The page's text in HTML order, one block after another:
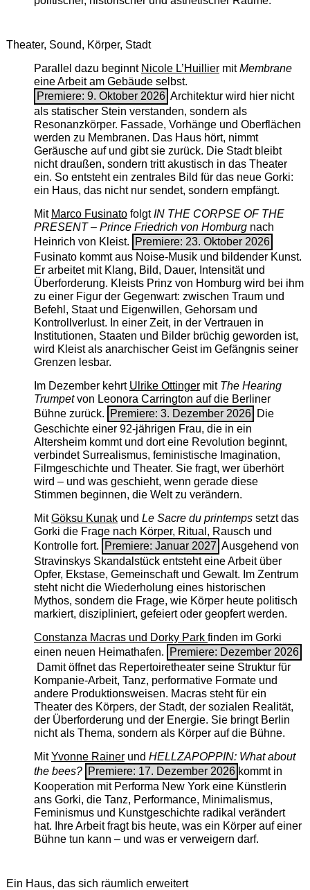
Theater, Sound, Körper, Stadt
Parallel dazu beginnt Nicole L’Huilliermit ­Membrane
eine Arbeit am Gebäude selbst.
Premiere: 9. Oktober 2026 Architektur wird hier nicht
als statischer Stein verstanden, sondern als
Resonanzkörper. Fassade, Vorhänge und Oberflächen
werden zu Membranen. Das Haus hört, nimmt
Geräusche auf und gibt sie zurück. Die Stadt bleibt
nicht draußen, sondern tritt akustisch in das Theater
ein. So entsteht ein zentrales Bild für das neue Gorki:
ein Haus, das nicht nur sendet, sondern empfängt.
Mit Marco FusinatofolgtIN THE CORPSE OF THE
PRESENT – Prince Friedrich von Homburgnach
Heinrich von Kleist.
Premiere: 23. Oktober 2026
Fusinato kommt aus Noise-Musik und bildender Kunst.
Er arbeitet mit Klang, Bild, Dauer, Intensität und
Überforderung. Kleists Prinz von Homburg wird bei ihm
zu einer Figur der Gegenwart: zwischen Traum und
Befehl, Staat und Eigenwillen, Gehorsam und
Kontrollverlust. In einer Zeit, in der Vertrauen in
Institutionen, Staaten und Bilder brüchig geworden ist,
wird Kleist als anarchischer Geist im Gefängnis seiner
Grenzen lesbar.
Im Dezember kehrt Ulrike Ottingermit The ­Hearing
Trumpetvon Leonora Carrington auf die Berliner
Bühne zurück.
Premiere: 3. Dezember 2026 Die
Geschichte einer 92-jährigen Frau, die in ein
Altersheim kommt und dort eine Revolution beginnt,
verbindet Surrealismus, feministische Imagination,
Filmgeschichte und Theater. Sie fragt, wer überhört
wird – und was geschieht, wenn gerade diese
Stimmen beginnen, die Welt zu verändern.
MitGöksu Kunakund Le Sacre du printempssetzt das
Gorki die Frage nach Körper, Ritual, Rausch und
Kontrolle fort.
Premiere: Januar 2027 Ausgehend von
Stravinskys Skandalstück entsteht eine Arbeit über
Opfer, Ekstase, Gemeinschaft und Gewalt. Im Zentrum
steht nicht die Wiederholung eines historischen
Mythos, sondern die Frage, wie Körper heute politisch
markiert, diszipliniert, gefeiert oder geopfert werden.
Constanza Macras und Dorky Park finden im Gorki
einen neuen Heimathafen.
Premiere: Dezember 2026
Damit öffnet das Repertoiretheater seine Struktur für
Kompanie-Arbeit, Tanz, performative Formate und
andere Produktionsweisen. Macras steht für ein
Theater des Körpers, der Stadt, der sozialen Realität,
der Überforderung und der Energie. Sie bringt Berlin
nicht als Thema, sondern als Körper auf die Bühne.
MitYvonne Rainerund HELLZAPOPPIN: What about
the bees? Premiere: 17. Dezember 2026 kommt in
Kooperation mit Performa New York eine Künstlerin
ans Gorki, die Tanz, Performance, Minimalismus,
Feminismus und Kunstgeschichte radikal verändert
hat. Ihre Arbeit fragt bis heute, was ein Körper auf einer
Bühne tun kann – und was er verweigern darf.
Ein Haus, das sich räumlich erweitert